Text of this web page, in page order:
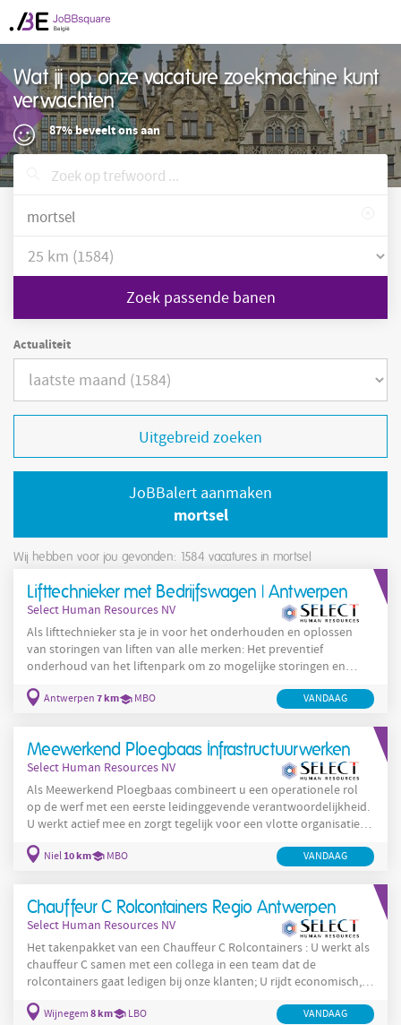
Wat jij op onze vacature zoekmachine kunt
verwachten
87% beveelt ons aan
Zoek passende banen
Actualiteit
Uitgebreid zoeken
JoBBalert aanmaken
mortsel
Wij hebben voor jou gevonden: 1584 vacatures in mortsel
Lifttechnieker met Bedrijfswagen | Antwerpen
Select Human Resources NV
Als lifttechnieker sta je in voor het onderhouden en oplossen
van storingen van liften van alle merken: Het preventief
onderhoud van het liftenpark om zo mogelijke storingen en
elektrische en mechanische defecten; Dit alles wordt
Antwerpen 7 km MBO VANDAAG
Meewerkend Ploegbaas Infrastructuurwerken
Select Human Resources NV
Als Meewerkend Ploegbaas combineert u een operationele rol
op de werf met een eerste leidinggevende verantwoordelijkheid.
U werkt actief mee en zorgt tegelijk voor een vlotte organisatie
en opvolging van de werkzaamheden. Uw taken: Uitvoeren en
opvolgen van graaf- en infrastructuurwerken. Uitvoeren van
Uitvoeren van algemene onderhouds- en herstellingswerken.
Niel10 km MBO VANDAAG
Chauffeur C Rolcontainers Regio Antwerpen
Select Human Resources NV
Het takenpakket van een Chauffeur C Rolcontainers : U werkt als
chauffeur C samen met een collega in een team dat de
rolcontainers gaat ledigen bij onze klanten; U rijdt economisch,
defensief en milieubewust; U registreert en volgt
activiteitengegevens op via de boordcomputer; U reinigt en voert
Wijnegem 8 km LBO VANDAAG